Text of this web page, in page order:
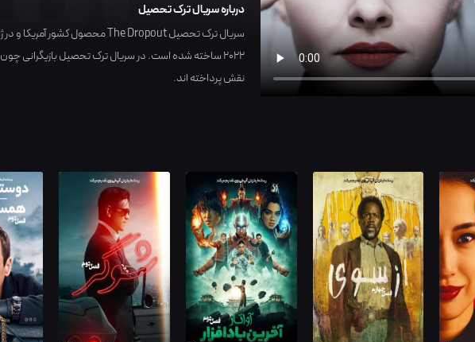
درباره سریال ترک تحصیل
سریال ترک تحصیل The Dropout محصول کشور آمریکاو در
2022ساخته شده است. در سریال ترک تحصیل بازیگرانی چون
نقش پرداخته اند.